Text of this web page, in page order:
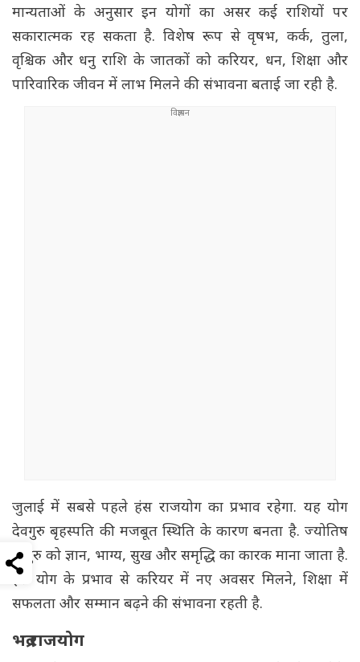
मान्यताओं के अनुसार इन योगों का असर कई राशियों पर
सकारात्मक रह सकता है. विशेष रूप से वृषभ, कर्क, तुला,
वृश्चिक और धनु राशि के जातकों को करियर, धन, शिक्षा और
पारिवारिक जीवन में लाभ मिलने की संभावना बताई जा रही है.
जुलाई में सबसे पहले हंस राजयोग का प्रभाव रहेगा. यह योग
देवगुरु बृहस्पति की मजबूत स्थिति के कारण बनता है. ज्योतिष
में गुरु को ज्ञान, भाग्य, सुख और समृद्धि का कारक माना जाता है.
इस योग के प्रभाव से करियर में नए अवसर मिलने, शिक्षा में
सफलता और सम्मान बढ़ने की संभावना रहती है.
भद्र राजयोग